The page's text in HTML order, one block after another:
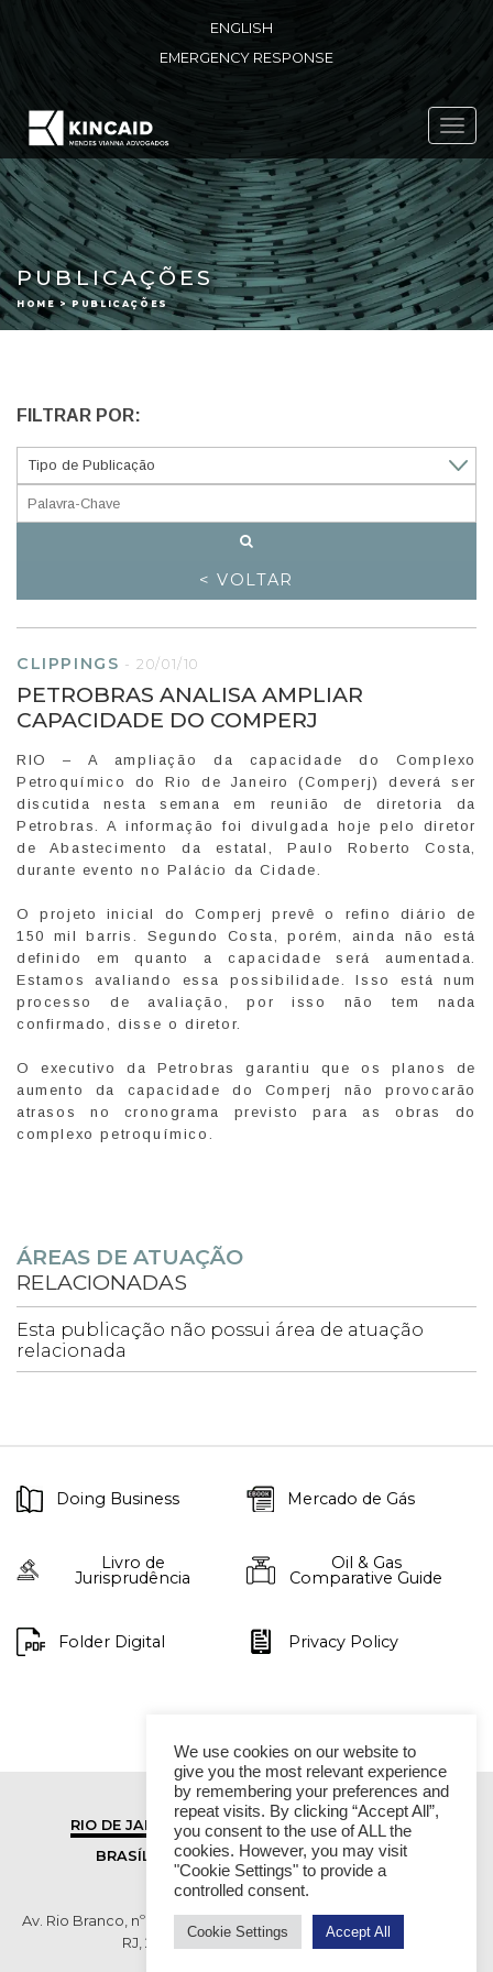
ENGLISH
EMERGENCY RESPONSE
PUBLICAÇÕES
HOME > PUBLICAÇÕES
FILTRAR POR:
< VOLTAR
CLIPPINGS - 20/01/10
PETROBRAS ANALISA AMPLIAR
CAPACIDADE DO COMPERJ
RIO – A ampliação da capacidade do Complexo
Petroquímico do Rio de Janeiro (Comperj) deverá ser
discutida nesta semana em reunião de diretoria da
Petrobras. A informação foi divulgada hoje pelo diretor
de Abastecimento da estatal, Paulo Roberto Costa,
durante evento no Palácio da Cidade.
O projeto inicial do Comperj prevê o refino diário de
150 mil barris. Segundo Costa, porém, ainda não está
definido em quanto a capacidade será aumentada.
Estamos avaliando essa possibilidade. Isso está num
processo de avaliação, por isso não tem nada
confirmado, disse o diretor.
O executivo da Petrobras garantiu que os planos de
aumento da capacidade do Comperj não provocarão
atrasos no cronograma previsto para as obras do
complexo petroquímico.
ÁREAS DE ATUAÇÃO
RELACIONADAS
Esta publicação não possui área de atuação
relacionada
Doing Business Mercado de Gás
Livro de
Jurisprudência
Oil & Gas
Comparative Guide
Folder Digital Privacy Policy
RIO DE JANEIRO
SÃO PAULO
BRASÍLIA
VITÓRIA
Av. Rio Branco, nº 01, 14º andar - Ed. RB1- Centro, Rio de Janeiro -
RJ, 20090-003 TEL (55 21) 2276 6200
We use cookies on our website to
give you the most relevant experience
by remembering your preferences and
repeat visits. By clicking “Accept All”,
you consent to the use of ALL the
cookies. However, you may visit
"Cookie Settings" to provide a
controlled consent.
Cookie Settings Accept All